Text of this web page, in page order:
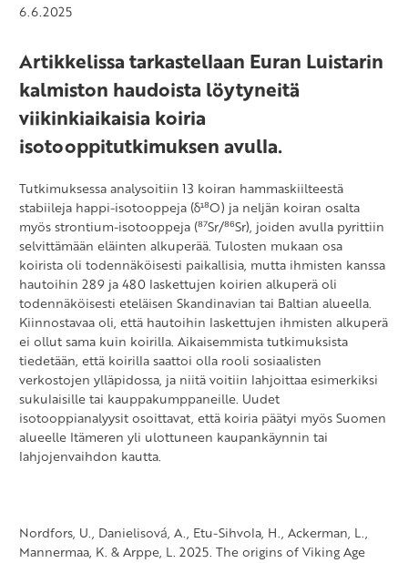
6.6.2025
Artikkelissa tarkastellaan Euran Luistarin
kalmiston haudoista löytyneitä
viikinkiaikaisia koiria
isotooppitutkimuksen avulla.
Tutkimuksessa analysoitiin 13 koiran hammaskiilteestä
stabiileja happi-isotooppeja (δ¹⁸O) ja neljän koiran osalta
myös strontium-isotooppeja (⁸⁷Sr/⁸⁶Sr), joiden avulla pyrittiin
selvittämään eläinten alkuperää. Tulosten mukaan osa
koirista oli todennäköisesti paikallisia, mutta ihmisten kanssa
hautoihin 289 ja 480 laskettujen koirien alkuperä oli
todennäköisesti eteläisen Skandinavian tai Baltian alueella.
Kiinnostavaa oli, että hautoihin laskettujen ihmisten alkuperä
ei ollut sama kuin koirilla. Aikaisemmista tutkimuksista
tiedetään, että koirilla saattoi olla rooli sosiaalisten
verkostojen ylläpidossa, ja niitä voitiin lahjoittaa esimerkiksi
sukulaisille tai kauppakumppaneille. Uudet
isotooppianalyysit osoittavat, että koiria päätyi myös Suomen
alueelle Itämeren yli ulottuneen kaupankäynnin tai
lahjojenvaihdon kautta.
Nordfors, U., Danielisová, A., Etu-Sihvola, H., Ackerman, L.,
Mannermaa, K. & Arppe, L. 2025. The origins of Viking Age